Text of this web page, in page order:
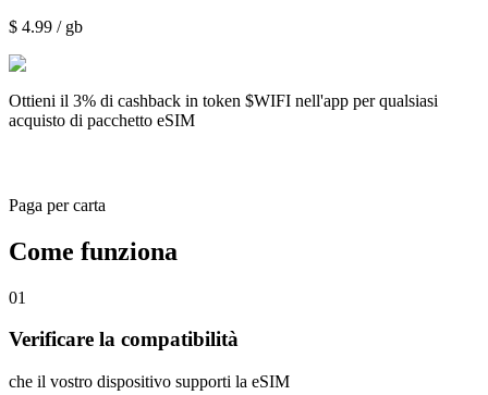
$ 4.99 / gb
Ottieni il 3% di cashback in token $WIFI nell'app per qualsiasi
acquisto di pacchetto eSIM
Paga per carta
Come funziona
01
Verificare la compatibilità
che il vostro dispositivo supporti la eSIM